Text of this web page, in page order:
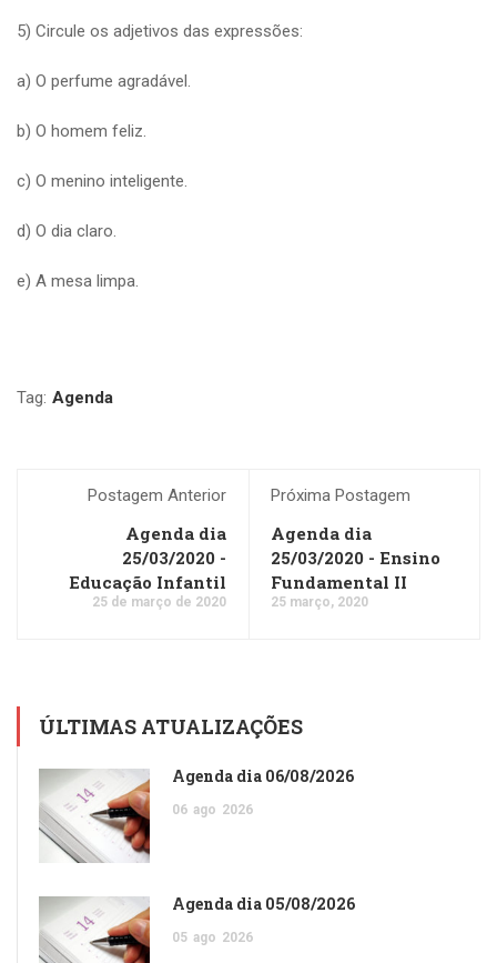
5) Circule os adjetivos das expressões:
a) O perfume agradável.
b) O homem feliz.
c) O menino inteligente.
d) O dia claro.
e) A mesa limpa.
Tag: Agenda
Postagem Anterior
Agenda dia
25/03/2020 -
Educação Infantil
25 de março de 2020
Próxima Postagem
Agenda dia
25/03/2020 - Ensino
Fundamental II
25 março, 2020
ÚLTIMAS ATUALIZAÇÕES
Agenda dia 06/08/2026
06 ago 2026
Agenda dia 05/08/2026
05 ago 2026